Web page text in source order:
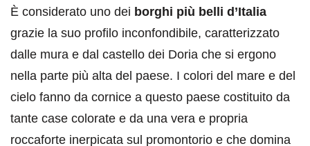
È considerato uno dei borghi più belli d’Italia
grazie la suo profilo inconfondibile, caratterizzato
dalle mura e dal castello dei Doria che si ergono
nella parte più alta del paese. I colori del mare e del
cielo fanno da cornice a questo paese costituito da
tante case colorate e da una vera e propria
roccaforte inerpicata sul promontorio e che domina